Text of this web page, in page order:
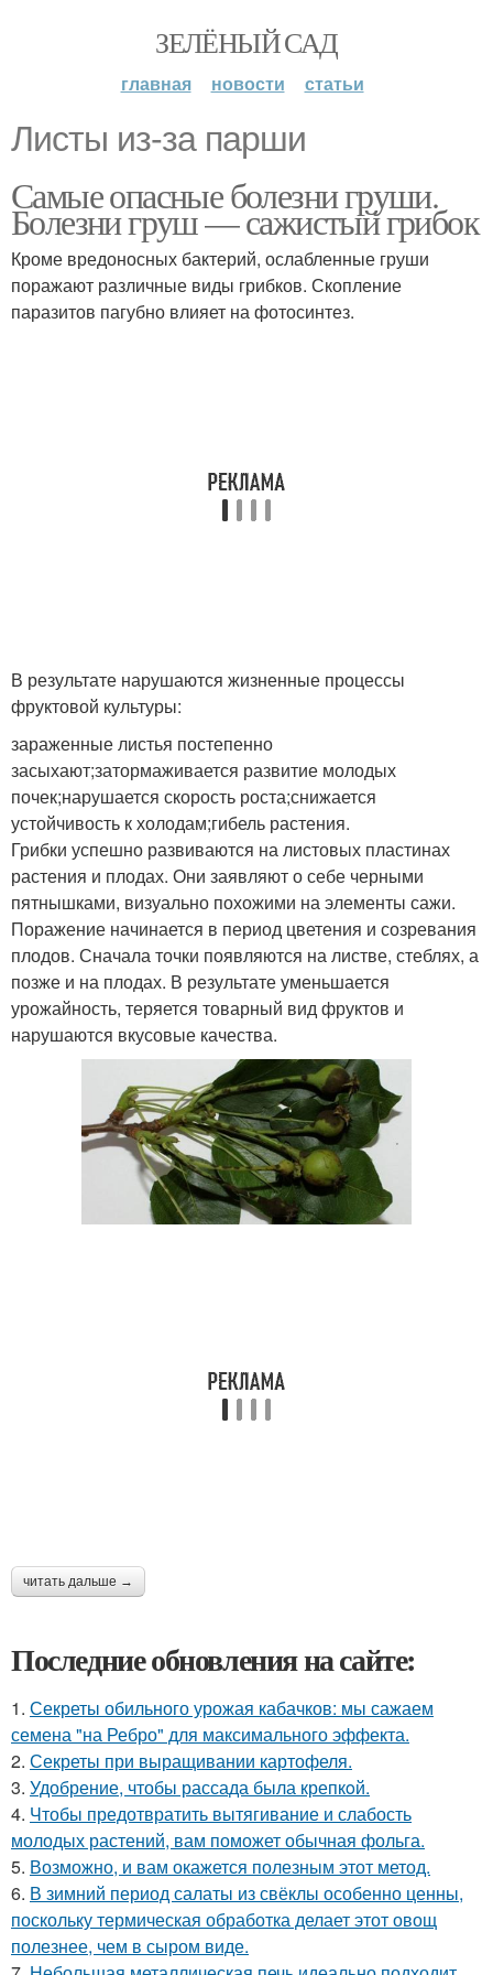
ЗЕЛЁНЫЙ САД
главная новости статьи
Листы из-за парши
Самые опасные болезни груши.
Болезни груш — сажистый грибок
Кроме вредоносных бактерий, ослабленные груши
поражают различные виды грибков. Скопление
паразитов пагубно влияет на фотосинтез.
В результате нарушаются жизненные процессы
фруктовой культуры:
зараженные листья постепенно
засыхают;затормаживается развитие молодых
почек;нарушается скорость роста;снижается
устойчивость к холодам;гибель растения.
Грибки успешно развиваются на листовых пластинах
растения и плодах. Они заявляют о себе черными
пятнышками, визуально похожими на элементы сажи.
Поражение начинается в период цветения и созревания
плодов. Сначала точки появляются на листве, стеблях, а
позже и на плодах. В результате уменьшается
урожайность, теряется товарный вид фруктов и
нарушаются вкусовые качества.
читать дальше →
Последние обновления на сайте:
1. Секреты обильного урожая кабачков: мы сажаем
семена "на Ребро" для максимального эффекта.
2. Секреты при выращивании картофеля.
3. Удобрение, чтобы рассада была крепкoй.
4. Чтобы предотвратить вытягивание и слабость
молодых растений, вам поможет обычная фольга.
5. Возможно, и вам окажется полезным этот метод.
6. В зимний период салаты из свёклы особенно ценны,
поскольку термическая обработка делает этот овощ
полезнее, чем в сыром виде.